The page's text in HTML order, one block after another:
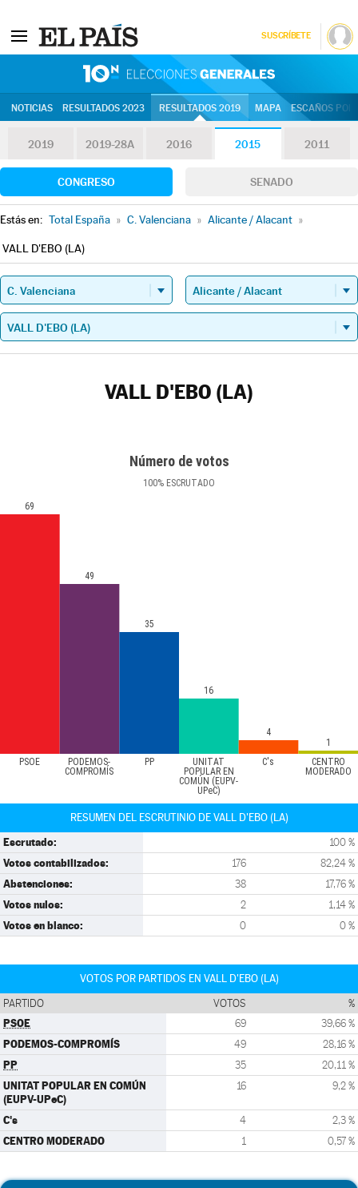
SUSCRÍBETE
NOTICIAS RESULTADOS 2023 RESULTADOS 2019 MAPA ESCAÑOS
2019 2019-28A 2016 2015 2011
CONGRESO SENADO
Estás en: Total España » C. Valenciana » Alicante / Alacant »
VALL D'EBO (LA)
VALL D'EBO (LA)
Número de votos
100% ESCRUTADO
PSOE
PODEMOS-
COMPROMÍS
PP
UNITAT
POPULAR EN
COMÚN (EUPV-
UPeC)
C's
CENTRO
MODERADO
69
49
35
16
4
1
RESUMEN DEL ESCRUTINIO DE VALL D'EBO (LA)
Escrutado: 100 %
Votos contabilizados: 176 82,24 %
Abstenciones: 38 17,76 %
Votos nulos: 2 1,14 %
Votos en blanco: 0 0 %
VOTOS POR PARTIDOS EN VALL D'EBO (LA)
PARTIDO VOTOS %
PSOE 69 39,66 %
PODEMOS-COMPROMÍS 49 28,16 %
PP 35 20,11 %
UNITAT POPULAR EN COMÚN
(EUPV-UPeC)
16 9,2 %
C's 4 2,3 %
CENTRO MODERADO 1 0,57 %